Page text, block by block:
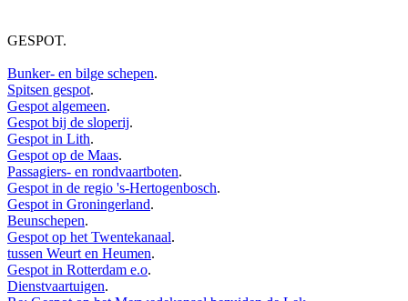
GESPOT.
Bunker- en bilge schepen.
Spitsen gespot.
Gespot algemeen.
Gespot bij de sloperij.
Gespot in Lith.
Gespot op de Maas.
Passagiers- en rondvaartboten.
Gespot in de regio 's-Hertogenbosch.
Gespot in Groningerland.
Beunschepen.
Gespot op het Twentekanaal.
tussen Weurt en Heumen.
Gespot in Rotterdam e.o.
Dienstvaartuigen.